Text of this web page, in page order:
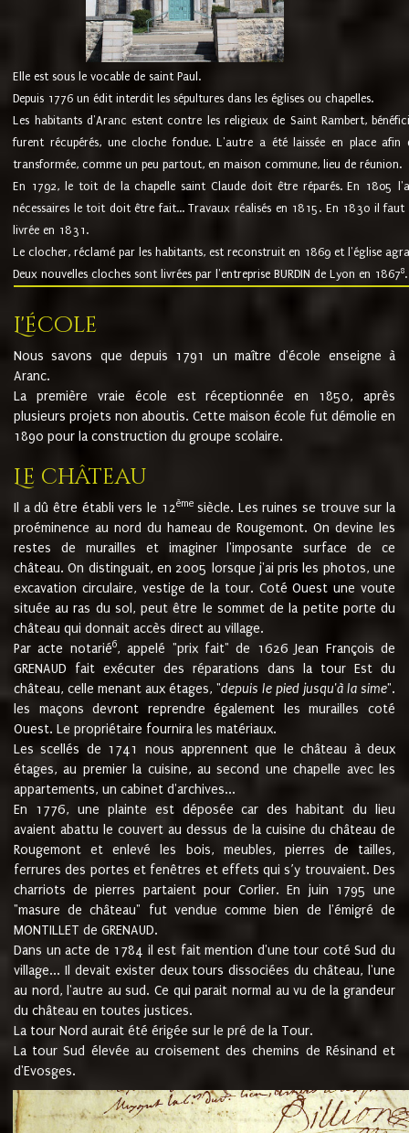
Elle est sous le vocable de saint Paul.
Depuis 1776 un édit interdit les sépultures dans les églises ou chapelles.
Les habitants d'Aranc estent contre les religieux de Saint Rambert,
furent récupérés, une cloche fondue. L'autre a été laissée en place
transformée, comme un peu partout, en maison commune, lieu de réunion.
En 1792, le toit de la chapelle saint Claude doit être réparés. En 1805
nécessaires le toit doit être fait... Travaux réalisés en 1815. En 1830 il
livrée en 1831.
Le clocher, réclamé par les habitants, est reconstruit en 1869 et l'église
Deux nouvelles cloches sont livrées par l'entreprise BURDIN de Lyon en 18678.
L'école
Nous savons que depuis 1791 un maître d'école enseigne à
Aranc.
La première vraie école est réceptionnée en 1850, après
plusieurs projets non aboutis. Cette maison école fut démolie en
1890 pour la construction du groupe scolaire.
Le château
Il a dû être établi vers le 12èmesiècle. Les ruines se trouve sur la
proéminence au nord du hameau de Rougemont. On devine les
restes de murailles et imaginer l'imposante surface de ce
château. On distinguait, en 2005 lorsque j'ai pris les photos, une
excavation circulaire, vestige de la tour. Coté Ouest une voute
située au ras du sol, peut être le sommet de la petite porte du
château qui donnait accès direct au village.
Par acte notarié6, appelé "prix fait" de 1626 Jean François de
GRENAUD fait exécuter des réparations dans la tour Est du
château, celle menant aux étages, "depuis le pied jusqu'à la sime".
les maçons devront reprendre également les murailles coté
Ouest. Le propriétaire fournira les matériaux.
Les scellés de 1741 nous apprennent que le château à deux
étages, au premier la cuisine, au second une chapelle avec les
appartements, un cabinet d'archives...
En 1776, une plainte est déposée car des habitant du lieu
avaient abattu le couvert au dessus de la cuisine du château de
Rougemont et enlevé les bois, meubles, pierres de tailles,
ferrures des portes et fenêtres et effets qui s’y trouvaient. Des
charriots de pierres partaient pour Corlier. En juin 1795 une
"masure de château" fut vendue comme bien de l'émigré de
MONTILLET de GRENAUD.
Dans un acte de 1784 il est fait mention d'une tour coté Sud du
village... Il devait exister deux tours dissociées du château, l'une
au nord, l'autre au sud. Ce qui parait normal au vu de la grandeur
du château en toutes justices.
La tour Nord aurait été érigée sur le pré de la Tour.
La tour Sud élevée au croisement des chemins de Résinand et
d'Evosges.